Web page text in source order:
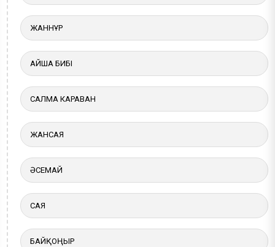
ЖАННҰР
АЙША БИБІ
САЛМА КАРАВАН
ЖАНСАЯ
ӘСЕМАЙ
САЯ
БАЙҚОҢЫР